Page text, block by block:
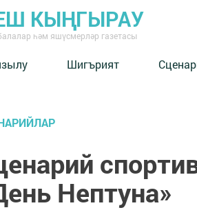
КЫҢГЫРАУ
һәм яшүсмерләр газетасы
Шигърият
Нептуна»